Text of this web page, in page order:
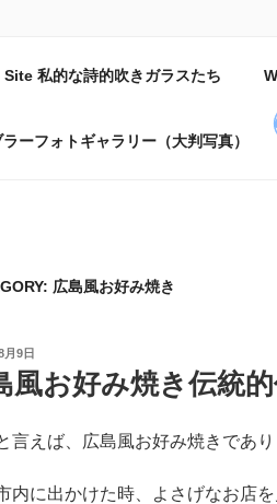
豊の硝子小
ろ小屋で今日もコップを吹いて
Site 私的な詩的吹きガラスたち
ーフォトギャラリー（大判写真）
広島風お好み焼き
月9日
風お好み焼き伝統
言えば、広島風お好み焼きであり
内に出かけた時、よさげなお店